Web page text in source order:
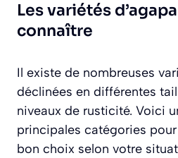
Les variétés
connaître
Il existe de nombreuses
déclinées en différentes
niveaux de rusticité. Voici
principales catégories
bon choix selon votre